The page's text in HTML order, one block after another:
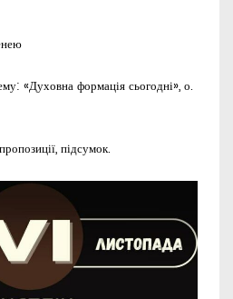
«Духовна формація сьогодні», о.
підсумок.